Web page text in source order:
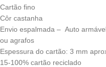
Cartão fino
Côr castanha
Envio espalmada – Auto
ou agrafos
Espessura do cartão: 3 mm
15-100% cartão reciclado